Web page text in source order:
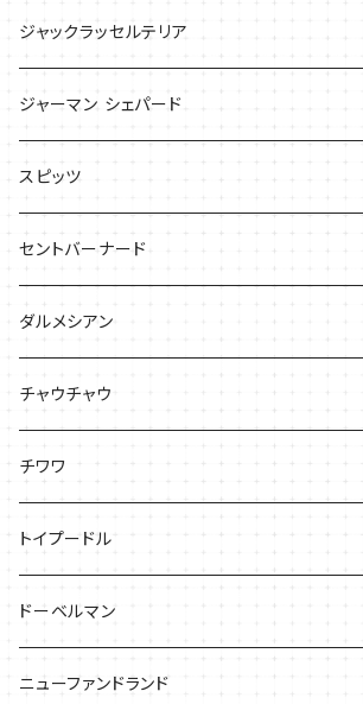
ケース
ケース
Tシャツ
Tシャツ
バッグ
ジャックラッセルテリア
バッグ
ケース
Tシャツ
ジャーマン シェパード
Ｔシャツ
バッグ
スピッツ
ケース
セントバーナード
Tシャツ
バッグ
ダルメシアン
Tシャツ
ケース
チャウチャウ
Tシャツ
バッグ
ケース
チワワ
Tシャツ
キャップ
バッグ
トイプードル
Tシャツ
バッグ
ドーベルマン
Tシャツ
ニューファンドランド